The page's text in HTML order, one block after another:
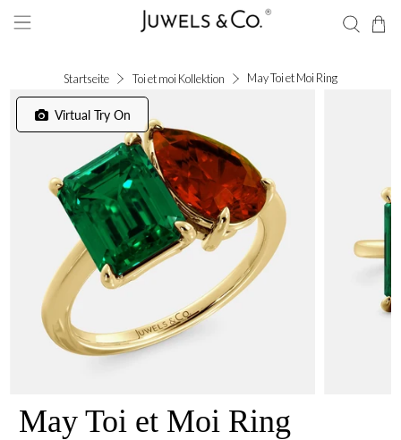
Startseite Toi et moi Kollektion May Toi et Moi Ring
Virtual Try On
May Toi et Moi Ring